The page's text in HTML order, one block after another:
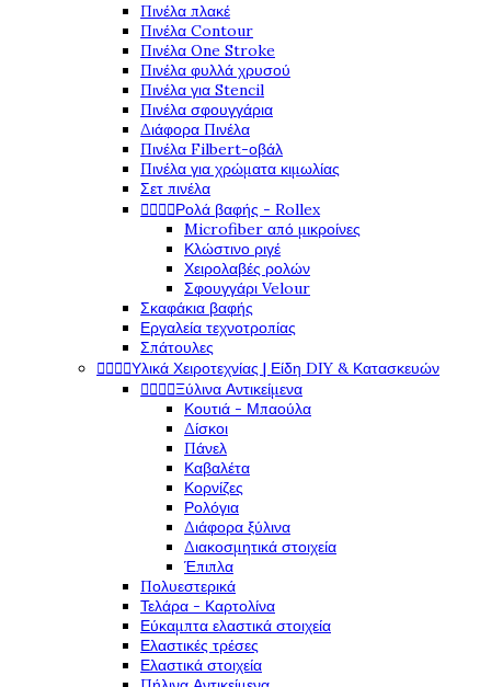
Πινέλα πλακέ
Πινέλα Contour
Πινέλα One Stroke
Πινέλα φυλλά χρυσού
Πινέλα για Stencil
Πινέλα σφουγγάρια
Διάφορα Πινέλα
Πινέλα Filbert-οβάλ
Πινέλα για χρώματα κιμωλίας
Σετ πινέλα
Ρολά βαφής - Rollex
Microfiber από μικροίνες
Κλώστινο ριγέ
Χειρολαβές ρολών
Σφουγγάρι Velour
Σκαφάκια βαφής
Εργαλεία τεχνοτροπίας
Σπάτουλες
Υλικά Χειροτεχνίας | Είδη DIY & Κατασκευών
Ξύλινα Αντικείμενα
Κουτιά - Μπαούλα
Δίσκοι
Πάνελ
Καβαλέτα
Κορνίζες
Ρολόγια
Διάφορα ξύλινα
Διακοσμητικά στοιχεία
Έπιπλα
Πολυεστερικά
Τελάρα - Καρτολίνα
Εύκαμπτα ελαστικά στοιχεία
Ελαστικές τρέσες
Ελαστικά στοιχεία